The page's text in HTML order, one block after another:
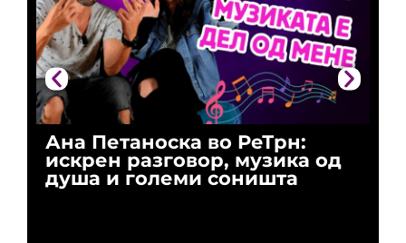
Ана Петаноска во РеТрн:
искрен разговор, музика од
душа и големи соништа